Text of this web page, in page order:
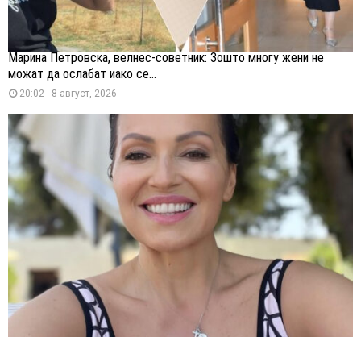
Марина Петровска, велнес-советник: Зошто многу жени не
можат да ослабат иако се...
20:02 - 8 август, 2026